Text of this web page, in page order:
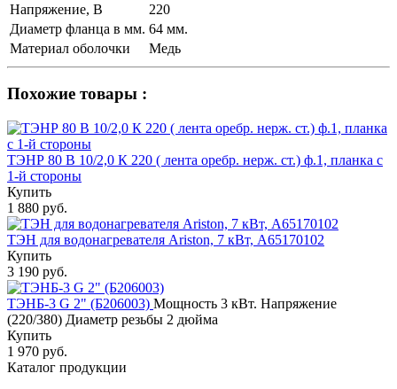
Напряжение, В
220
Диаметр фланца в мм. 64 мм.
Материал оболочки
Медь
Похожие товары :
ТЭНР 80 В 10/2,0 К 220 ( лента оребр. нерж. ст.) ф.1, планка с
1-й стороны
Купить
1 880 руб.
ТЭН для водонагревателя Ariston, 7 кВт, А65170102
Купить
3 190 руб.
ТЭНБ-3 G 2" (Б206003) Мощность 3 кВт. Напряжение
(220/380) Диаметр резьбы 2 дюйма
Купить
1 970 руб.
Каталог продукции